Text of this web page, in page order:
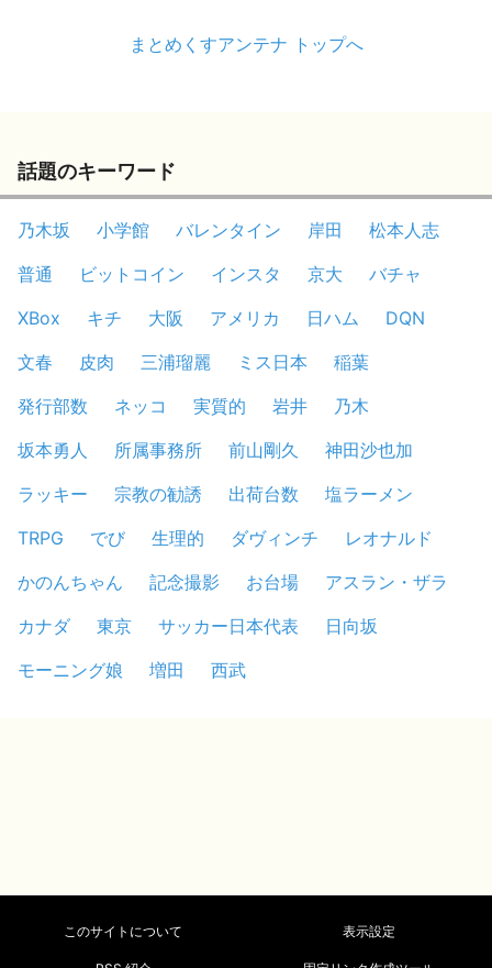
まとめくすアンテナ トップへ
話題のキーワード
乃木坂 小学館 バレンタイン 岸田
松本人志
普通
ビットコイン インスタ 京大
バチャ
XBox
キチ 大阪 アメリカ 日ハム
DQN
文春
皮肉 三浦瑠麗 ミス日本
稲葉
発行部数
ネッコ 実質的 岩井
乃木
坂本勇人
所属事務所 前山剛久
神田沙也加
ラッキー
宗教の勧誘 出荷台数
塩ラーメン
TRPG
でび 生理的 ダヴィンチ
レオナルド
かのんちゃん
記念撮影 お台場
アスラン・ザラ
カナダ
東京 サッカー日本代表
日向坂
モーニング娘
増田 西武
このサイトについて 表示設定